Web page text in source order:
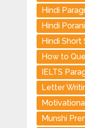
Hindi
Hindi
Hindi Short
How to
IELTS
Letter
Munshi